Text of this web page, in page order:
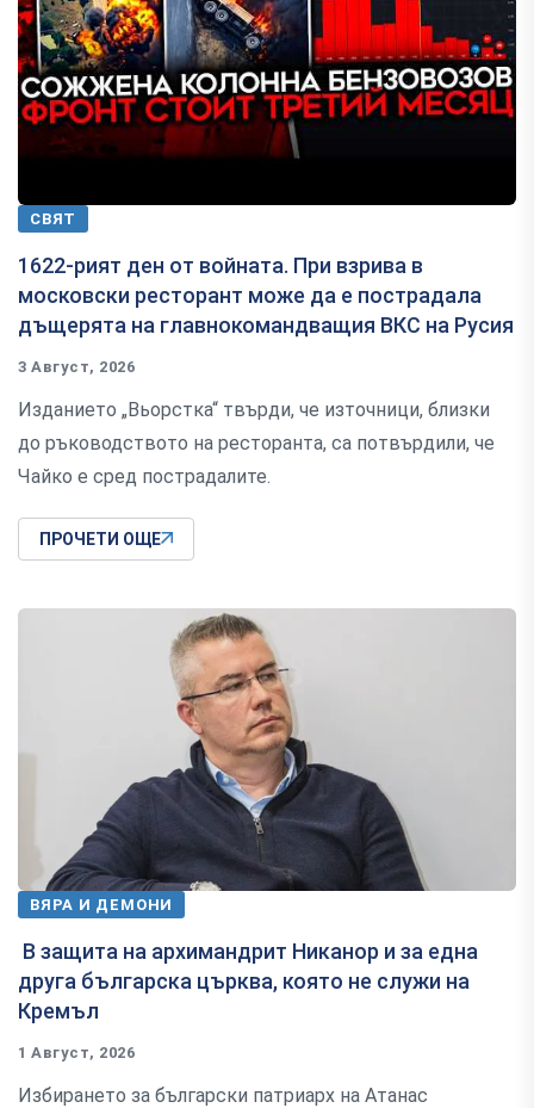
СВЯТ
1622-рият ден от войната. При взрива в
московски ресторант може да е пострадала
дъщерята на главнокомандващия ВКС на Русия
3 Август, 2026
Изданието „Вьорстка“ твърди, че източници, близки
до ръководството на ресторанта, са потвърдили, че
Чайко е сред пострадалите.
ПРОЧЕТИ ОЩЕ
ВЯРА И ДЕМОНИ
В защита на архимандрит Никанор и за една
друга българска църква, която не служи на
Кремъл
1 Август, 2026
Избирането за български патриарх на Атанас